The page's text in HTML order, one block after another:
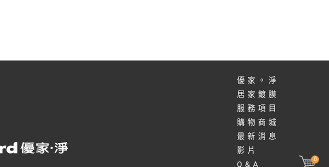
優家。淨
居家鍍膜
服務項目
購物商城
最新消息
影片
Q&A
0